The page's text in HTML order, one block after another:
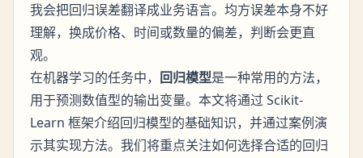
我会把回归误差翻译成业务语言。均方误差本身不好
理解，换成价格、时间或数量的偏差，判断会更直
观。
在机器学习的任务中， 回归模型是一种常用的方法，
用于预测数值型的输出变量。本文将通过 Scikit-
Learn 框架介绍回归模型的基础知识，并通过案例演
示其实现方法。我们将重点关注如何选择合适的回归